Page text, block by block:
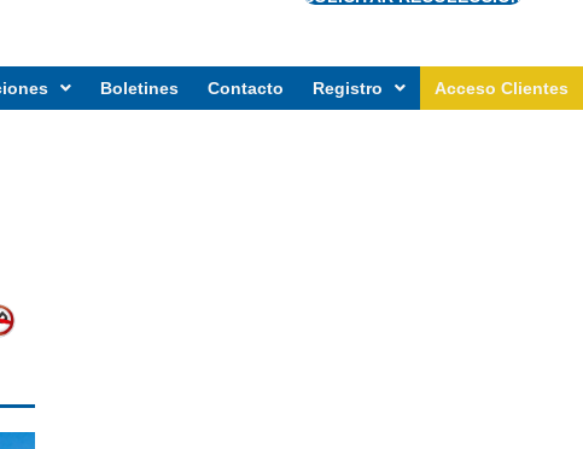
Boletines Contacto Registro Acceso Clientes